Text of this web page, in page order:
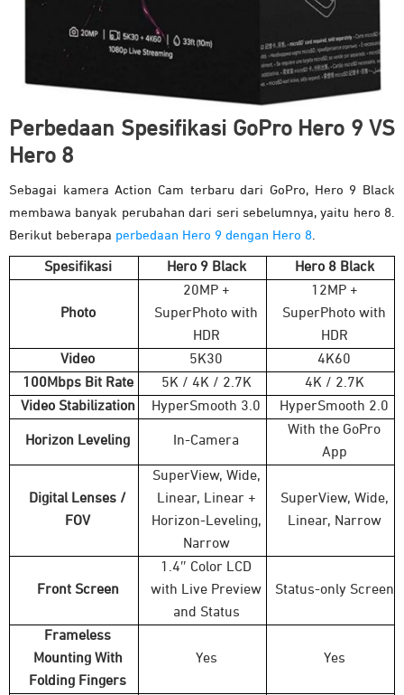
Perbedaan Spesifikasi GoPro Hero 9 VS
Hero 8
Sebagai kamera Action Cam terbaru dari GoPro, Hero 9 Black
membawa banyak perubahan dari seri sebelumnya, yaitu hero 8.
Berikut beberapa perbedaan Hero 9 dengan Hero 8
Spesifikasi Hero 9 Black Hero 8 Black
Photo
20MP +
SuperPhoto with
HDR
12MP +
SuperPhoto with
HDR
Video
5K30
4K60
100Mbps Bit Rate
5K / 4K / 2.7K
4K / 2.7K
Video Stabilization
HyperSmooth 3.0 HyperSmooth 2.0
Horizon Leveling In-Camera
With the GoPro
App
Digital Lenses /
FOV
SuperView, Wide,
Linear, Linear +
Horizon-Leveling,
Narrow
SuperView, Wide,
Linear, Narrow
Front Screen
1.4″ Color LCD
with Live Preview
and Status
Status-only Screen
Frameless
Mounting With
Folding Fingers
Yes Yes